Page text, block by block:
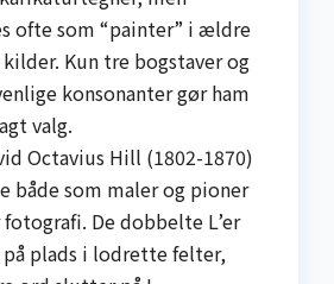
ofte som “painter” i ældre
Kun tre bogstaver og
konsonanter gør ham
valg.
Octavius Hill (1802-1870)
både som maler og pioner
De dobbelte L’er
plads i lodrette felter,